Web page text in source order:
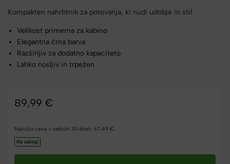
Kompakten nahrbtnik za potovanja, ki nudi udobje in stil.
Velikost primerna za kabino
Elegantna črna barva
Razširljiv za dodatno kapaciteto
Lahko nosljiv in trpežen
89,99 €
Najnižja cena v zadnjih 30 dneh: 67,49 €
Na zalogi